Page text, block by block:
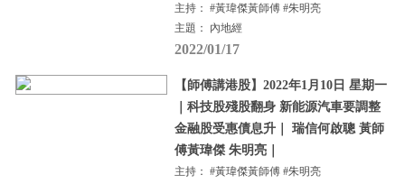
主持： #黃瑋傑黃師傅 #朱明亮
主題： 內地經
2022/01/17
【師傅講港股】2022年1月10日 星期一
｜科技股殘股翻身 新能源汽車要調整
金融股受惠債息升｜ 瑞信何啟聰 黃師
傅黃瑋傑 朱明亮｜
主持： #黃瑋傑黃師傅 #朱明亮